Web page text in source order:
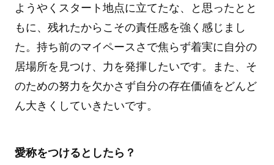
ようやくスタート地点に立てたな、と思ったとと
もに、残れたからこその責任感を強く感じまし
た。持ち前のマイペースさで焦らず着実に自分の
居場所を見つけ、力を発揮したいです。また、そ
のための努力を欠かさず自分の存在価値をどんど
ん大きくしていきたいです。
愛称をつけるとしたら？